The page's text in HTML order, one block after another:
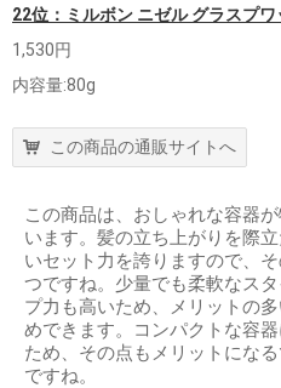
22位：ミルボン ニゼル グラスプ
1,530円
内容量:80g
この商品の通販サイトへ
この商品は、おしゃれな容器
います。髪の立ち上がりを際
いセット力を誇りますので、
つですね。少量でも柔軟なス
プ力も高いため、メリットの
めできます。コンパクトな容
ため、その点もメリットにな
ですね。